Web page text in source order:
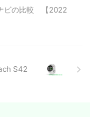
ビの比較 【2022
S42